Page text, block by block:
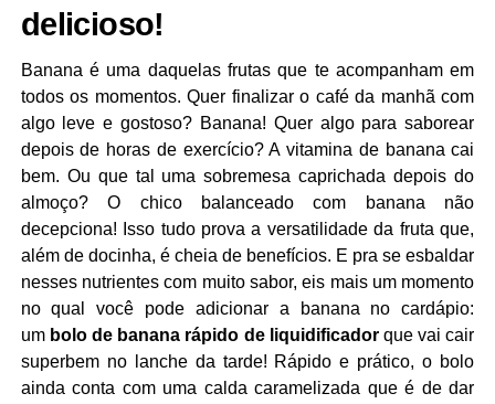
delicioso!
Banana é uma daquelas frutas que te acompanham em
todos os momentos. Quer finalizar o café da manhã com
algo leve e gostoso? Banana! Quer algo para saborear
depois de horas de exercício? A vitamina de banana cai
bem. Ou que tal uma sobremesa caprichada depois do
almoço? O chico balanceado com banana não
decepciona! Isso tudo prova a versatilidade da fruta que,
além de docinha, é cheia de benefícios. E pra se esbaldar
nesses nutrientes com muito sabor, eis mais um momento
no qual você pode adicionar a banana no cardápio:
um bolo de banana rápido de liquidificadorque vai cair
superbem no lanche da tarde! Rápido e prático, o bolo
ainda conta com uma calda caramelizada que é de dar